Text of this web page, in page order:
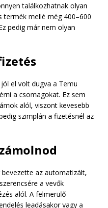
találkozhatnak olyan
mellé még 400–600
pedig már nem olyan
el volt dugva a Temu
a csomagokat. Ez sem
alól, viszont kevesebb
szimplán a fizetésnél az
az automatizált,
a vevők
alól. A felmerülő
leadásakor vagy a